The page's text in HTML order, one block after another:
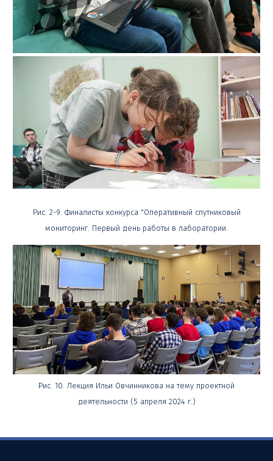
Рис. 2-9. Финалисты конкурса "Оперативный спутниковый
мониторинг. Первый день работы в лаборатории.
Рис. 10. Лекция Ильи Овчинникова на тему проектной
деятельности (5 апреля 2024 г.)